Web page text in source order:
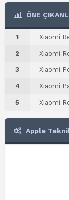
ÖNE
1 Xiaomi
2 Xiaomi
3 Xiaomi
4 Xiaomi
5 Xiaomi
Apple